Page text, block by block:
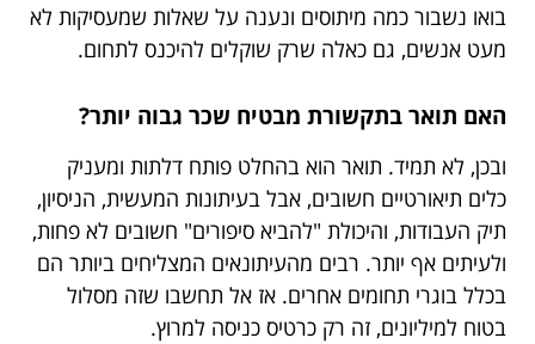
בואו נשבור כמה מיתוסים ונענה על שאלות שמעסיקות לא
מעט אנשים, גם כאלה שרק שוקלים להיכנס לתחום.
האם תואר בתקשורת מבטיח שכר גבוה יותר?
ובכן, לא תמיד. תואר הוא בהחלט פותח דלתות ומעניק
כלים תיאורטיים חשובים, אבל בעיתונות המעשית, הניסיון,
תיק העבודות, והיכולת "להביא סיפורים" חשובים לא פחות,
ולעיתים אף יותר. רבים מהעיתונאים המצליחים ביותר הם
בכלל בוגרי תחומים אחרים. אז אל תחשבו שזה מסלול
בטוח למיליונים, זה רק כרטיס כניסה למרוץ.